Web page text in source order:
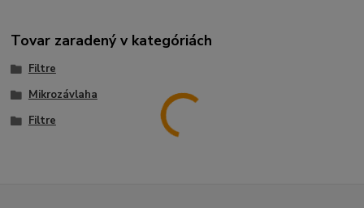
Tovar zaradený v kategóriách
Filtre
Mikrozávlaha
Filtre